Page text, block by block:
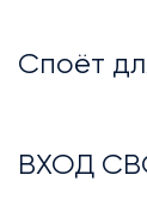
Споёт
ВХОД